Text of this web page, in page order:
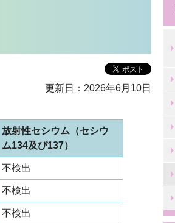
更新日：2026年6月10日
放射性セシウム（セシウ
ム134及び137）
不検出
不検出
不検出